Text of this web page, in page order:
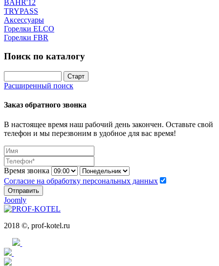
BAHR'12
TRYPASS
Аксессуары
Горелки ELCO
Горелки FBR
Поиск по каталогу
Расширенный поиск
Заказ обратного звонка
В настоящее время наш рабочий день закончен. Оставьте свой
телефон и мы перезвоним в удобное для вас время!
Время звонка
Согласие на обработку персональных данных
Отправить
Joomly
2018 ©, prof-kotel.ru